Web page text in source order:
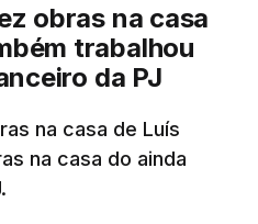
obras na casa
trabalhou
da PJ
na casa de Luís
na casa do ainda